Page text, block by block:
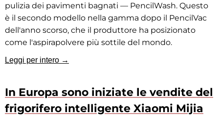
pulizia dei pavimenti bagnati — PencilWash. Questo
è il secondo modello nella gamma dopo il PencilVac
dell'anno scorso, che il produttore ha posizionato
come l'aspirapolvere più sottile del mondo.
Leggi per intero →
In Europa sono iniziate le vendite del
frigorifero intelligente Xiaomi Mijia